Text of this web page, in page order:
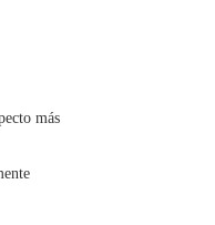
más